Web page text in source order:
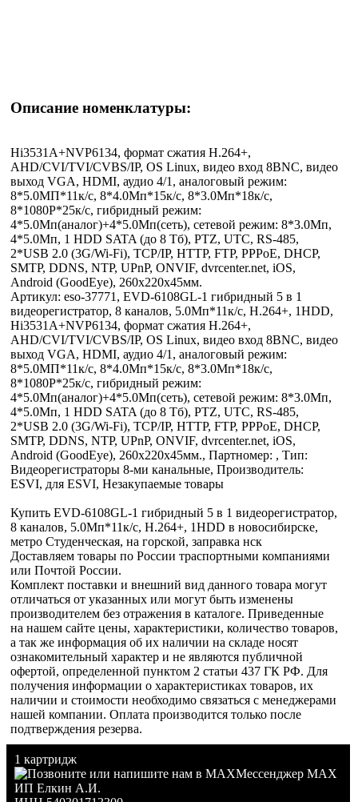
Описание номенклатуры:
Hi3531A+NVP6134, формат сжатия Н.264+,
AHD/CVI/TVI/CVBS/IP, OS Linux, видео вход 8BNC, видео
выход VGA, HDMI, аудио 4/1, аналоговый режим:
8*5.0МП*11к/c, 8*4.0Мп*15к/c, 8*3.0Мп*18к/c,
8*1080P*25к/c, гибридный режим:
4*5.0Мп(аналог)+4*5.0Мп(сеть), сетевой режим: 8*3.0Мп,
4*5.0Мп, 1 HDD SATA (до 8 Тб), PTZ, UTC, RS-485,
2*USB 2.0 (3G/Wi-Fi), TCP/IP, HTTP, FTP, PPPoE, DHCP,
SMTP, DDNS, NTP, UPnP, ONVIF, dvrcenter.net, iOS,
Android (GoodEye), 260x220x45мм.
Артикул: eso-37771, EVD-6108GL-1 гибридный 5 в 1
видеорегистратор, 8 каналов, 5.0Мп*11к/с, H.264+, 1HDD,
Hi3531A+NVP6134, формат сжатия Н.264+,
AHD/CVI/TVI/CVBS/IP, OS Linux, видео вход 8BNC, видео
выход VGA, HDMI, аудио 4/1, аналоговый режим:
8*5.0МП*11к/c, 8*4.0Мп*15к/c, 8*3.0Мп*18к/c,
8*1080P*25к/c, гибридный режим:
4*5.0Мп(аналог)+4*5.0Мп(сеть), сетевой режим: 8*3.0Мп,
4*5.0Мп, 1 HDD SATA (до 8 Тб), PTZ, UTC, RS-485,
2*USB 2.0 (3G/Wi-Fi), TCP/IP, HTTP, FTP, PPPoE, DHCP,
SMTP, DDNS, NTP, UPnP, ONVIF, dvrcenter.net, iOS,
Android (GoodEye), 260x220x45мм., Партномер: , Тип:
Видеорегистраторы 8-ми канальные, Производитель:
ESVI, для ESVI, Незакупаемые товары
Купить EVD-6108GL-1 гибридный 5 в 1 видеорегистратор,
8 каналов, 5.0Мп*11к/с, H.264+, 1HDD в новосибирске,
метро Студенческая, на горской, заправка нск
Доставляем товары по России траспортными компаниями
или Почтой России.
Комплект поставки и внешний вид данного товара могут
отличаться от указанных или могут быть изменены
производителем без отражения в каталоге. Приведенные
на нашем сайте цены, характеристики, количество товаров,
а так же информация об их наличии на складе носят
ознакомительный характер и не являются публичной
офертой, определенной пунктом 2 статьи 437 ГК РФ. Для
получения информации о характеристиках товаров, их
наличии и стоимости необходимо связаться с менеджерами
нашей компании. Оплата производится только после
подтверждения резерва.
1 картридж
Мессенджер MAX
ИП Елкин А.И.